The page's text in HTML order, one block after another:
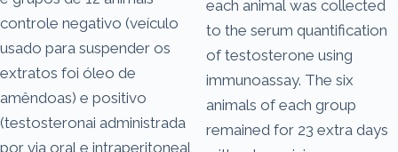
controle negativo (veículo
usado para suspender os
extratos foi óleo de
amêndoas) e positivo
(testosteronai administrada
por via oral e intraperitoneal
each animal was collected
to the serum quantification
of testosterone using
immunoassay. The six
animals of each group
remained for 23 extra days